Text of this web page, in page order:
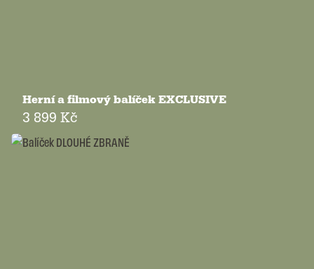
Herní a filmový balíček EXCLUSIVE
3 899 Kč